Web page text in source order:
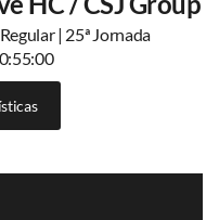
| 25ª Jornada